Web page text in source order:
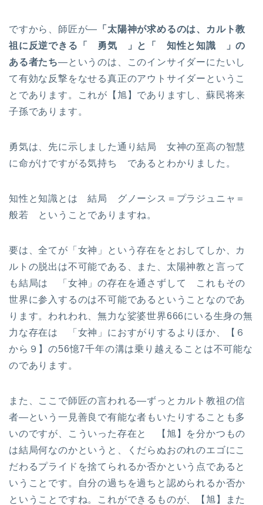
ですから、師匠が— 「太陽神が求めるのは、カルト教
祖に反逆できる「 勇気 」と「 知性と知識 」の
ある者たち—というのは、このインサイダーにたいし
て有効な反撃をなせる真正のアウトサイダーというこ
とであります。これが【旭】でありますし、蘇民将来
子孫であります。
勇気は、先に示しました通り結局 女神の至高の智慧
に命がけですがる気持ち であるとわかりました。
知性と知識とは 結局 グノーシス＝プラジュニャ＝
般若 ということでありますね。
要は、全てが「女神」という存在をとおしてしか、カ
ルトの脱出は不可能である、また、太陽神教と言って
も結局は 「女神」の存在を通さずして これもその
世界に参入するのは不可能であるということなのであ
ります。われわれ、無力な娑婆世界666にいる生身の無
力な存在は 「女神」におすがりするよりほか、【６
から９】の56憶7千年の溝は乗り越えることは不可能な
のであります。
また、ここで師匠の言われる—ずっとカルト教祖の信
者—という一見善良で有能な者もいたりすることも多
いのですが、こういった存在と 【旭】を分かつもの
は結局何なのかというと、くだらぬおのれのエゴにこ
だわるプライドを捨てられるか否かという点であると
いうことです。自分の過ちを過ちと認められるか否か
ということですね。これができるものが、【旭】また